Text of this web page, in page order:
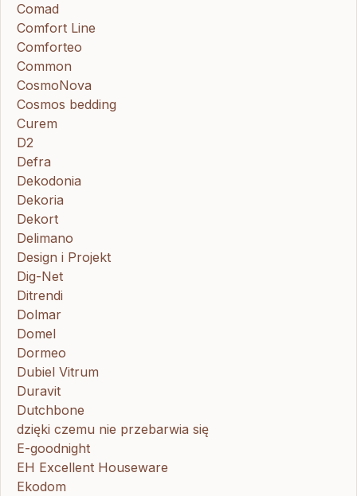
Comad
Comfort Line
Comforteo
Common
CosmoNova
Cosmos bedding
Curem
D2
Defra
Dekodonia
Dekoria
Dekort
Delimano
Design i Projekt
Dig-Net
Ditrendi
Dolmar
Domel
Dormeo
Dubiel Vitrum
Duravit
Dutchbone
dzięki czemu nie przebarwia się
E-goodnight
EH Excellent Houseware
Ekodom